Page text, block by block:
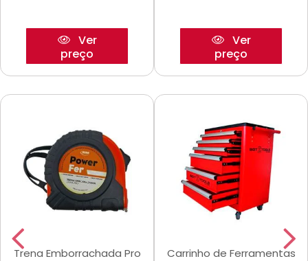
Ver
preço
Ver
preço
Trena Emborrachada Pro
Carrinho de Ferramentas